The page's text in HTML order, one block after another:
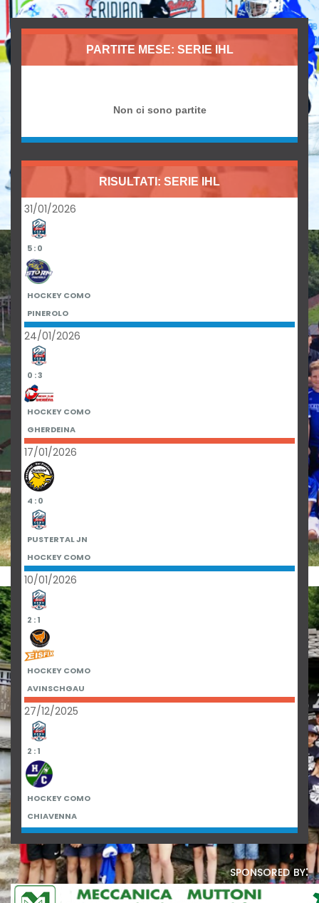
PARTITE MESE: SERIE IHL
Non ci sono partite
RISULTATI: SERIE IHL
31/01/2026
5 : 0
HOCKEY COMO
PINEROLO
24/01/2026
0 : 3
HOCKEY COMO
GHERDEINA
17/01/2026
4 : 0
PUSTERTAL JN
HOCKEY COMO
10/01/2026
2 : 1
HOCKEY COMO
AVINSCHGAU
27/12/2025
2 : 1
HOCKEY COMO
CHIAVENNA
sponsored by: